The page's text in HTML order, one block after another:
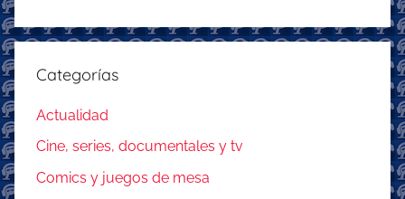
Categorías
Actualidad
Cine, series, documentales y tv
Comics y juegos de mesa